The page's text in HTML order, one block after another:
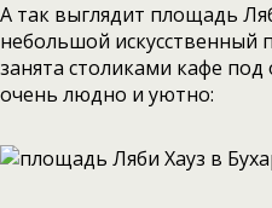
А так выглядит площадь
небольшой искусственный
занята столиками кафе
очень людно и уютно: